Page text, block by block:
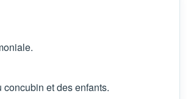
et des enfants.